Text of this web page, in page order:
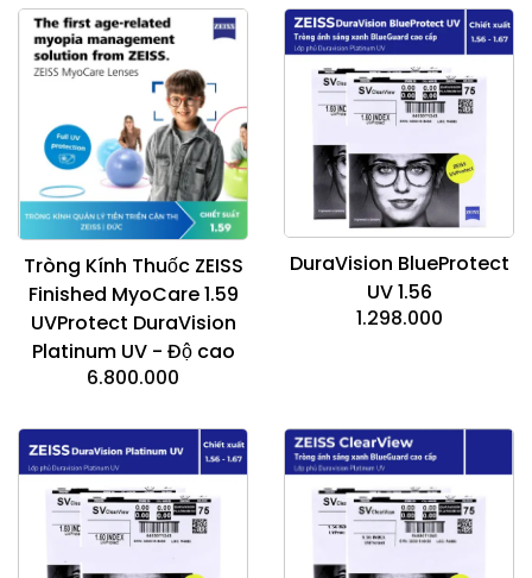
Tròng Kính Thuốc ZEISS
Finished MyoCare 1.59
UVProtect DuraVision
Platinum UV - Độ cao
6.800.000
DuraVision BlueProtect
UV 1.56
1.298.000